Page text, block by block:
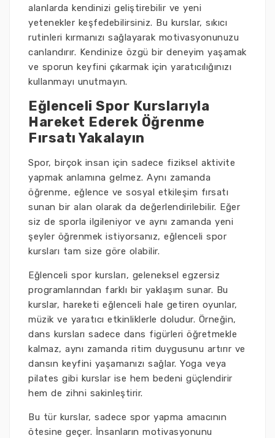
alanlarda kendinizi geliştirebilir ve yeni
yetenekler keşfedebilirsiniz. Bu kurslar, sıkıcı
rutinleri kırmanızı sağlayarak motivasyonunuzu
canlandırır. Kendinize özgü bir deneyim yaşamak
ve sporun keyfini çıkarmak için yaratıcılığınızı
kullanmayı unutmayın.
Eğlenceli Spor Kurslarıyla
Hareket Ederek Öğrenme
Fırsatı Yakalayın
Spor, birçok insan için sadece fiziksel aktivite
yapmak anlamına gelmez. Aynı zamanda
öğrenme, eğlence ve sosyal etkileşim fırsatı
sunan bir alan olarak da değerlendirilebilir. Eğer
siz de sporla ilgileniyor ve aynı zamanda yeni
şeyler öğrenmek istiyorsanız, eğlenceli spor
kursları tam size göre olabilir.
Eğlenceli spor kursları, geleneksel egzersiz
programlarından farklı bir yaklaşım sunar. Bu
kurslar, hareketi eğlenceli hale getiren oyunlar,
müzik ve yaratıcı etkinliklerle doludur. Örneğin,
dans kursları sadece dans figürleri öğretmekle
kalmaz, aynı zamanda ritim duygusunu artırır ve
dansın keyfini yaşamanızı sağlar. Yoga veya
pilates gibi kurslar ise hem bedeni güçlendirir
hem de zihni sakinleştirir.
Bu tür kurslar, sadece spor yapma amacının
ötesine geçer. İnsanların motivasyonunu